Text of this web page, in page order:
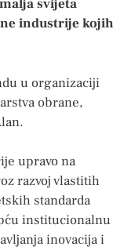
svijeta
industrije kojih
u organizaciji
obrane,
upravo na
razvoj vlastitih
standarda
institucionalnu
inovacija i